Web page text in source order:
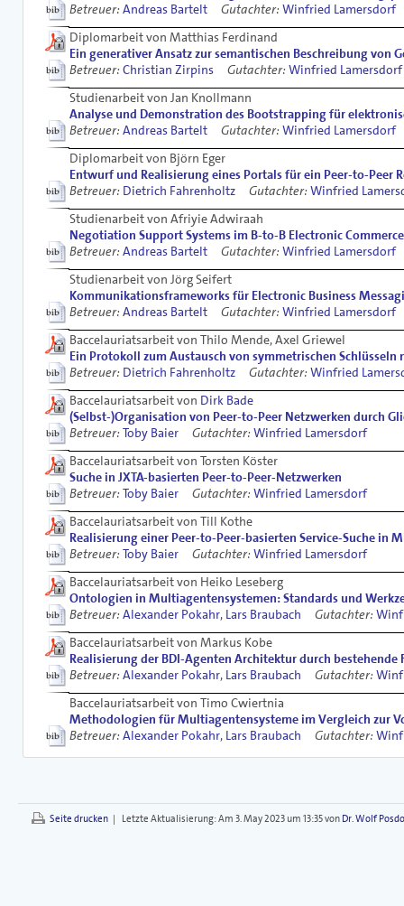
Betreuer: Andreas Bartelt Gutachter: Winfried Lamersdorf
Diplomarbeit von Matthias Ferdinand
Ein generativer Ansatz zur semantischen Beschreibung von
Betreuer: Christian Zirpins Gutachter: Winfried Lamersdorf
Studienarbeit von Jan Knollmann
Analyse und Demonstration des Bootstrapping für
Betreuer: Andreas Bartelt Gutachter: Winfried Lamersdorf
Diplomarbeit von Björn Eger
Entwurf und Realisierung eines Portals für ein Peer-to-Peer
Betreuer: Dietrich Fahrenholtz Gutachter: Winfried
Studienarbeit von Afriyie Adwiraah
Negotiation Support Systems im B-to-B Electronic Commerce
Betreuer: Andreas Bartelt Gutachter: Winfried Lamersdorf
Studienarbeit von Jörg Seifert
Kommunikationsframeworks für Electronic Business
Betreuer: Andreas Bartelt Gutachter: Winfried Lamersdorf
Baccelauriatsarbeit von Thilo Mende, Axel Griewel
Ein Protokoll zum Austausch von symmetrischen
Betreuer: Dietrich Fahrenholtz Gutachter: Winfried
Baccelauriatsarbeit von Dirk Bade
(Selbst-)Organisation von Peer-to-Peer Netzwerken durch
Betreuer: Toby Baier Gutachter: Winfried Lamersdorf
Baccelauriatsarbeit von Torsten Köster
Suche in JXTA-basierten Peer-to-Peer-Netzwerken
Betreuer: Toby Baier Gutachter: Winfried Lamersdorf
Baccelauriatsarbeit von Till Kothe
Realisierung einer Peer-to-Peer-basierten Service-Suche in
Betreuer: Toby Baier Gutachter: Winfried Lamersdorf
Baccelauriatsarbeit von Heiko Leseberg
Ontologien in Multiagentensystemen: Standards und
Betreuer: Alexander Pokahr, Lars Braubach Gutachter:
Baccelauriatsarbeit von Markus Kobe
Realisierung der BDI-Agenten Architektur durch bestehende
Betreuer: Alexander Pokahr, Lars Braubach Gutachter:
Baccelauriatsarbeit von Timo Cwiertnia
Methodologien für Multiagentensysteme im Vergleich zur
Betreuer: Alexander Pokahr, Lars Braubach Gutachter:
Seite drucken | Letzte Aktualisierung:Am 3. May 2023 um 13:35 von Dr. Wolf